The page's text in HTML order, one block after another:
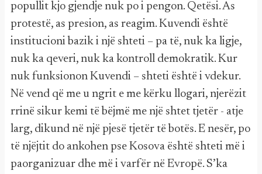
popullit kjo gjendje nuk po i pengon. Qetësi. As
protestë, as presion, as reagim. Kuvendi është
institucioni bazik i një shteti – pa të, nuk ka ligje,
nuk ka qeveri, nuk ka kontroll demokratik. Kur
nuk funksionon Kuvendi – shteti është i vdekur.
Në vend që me u ngrit e me kërku llogari, njerëzit
rrinë sikur kemi të bëjmë me një shtet tjetër - atje
larg, dikund në një pjesë tjetër të botës. E nesër, po
të njëjtit do ankohen pse Kosova është shteti më i
paorganizuar dhe më i varfër në Evropë. S’ka